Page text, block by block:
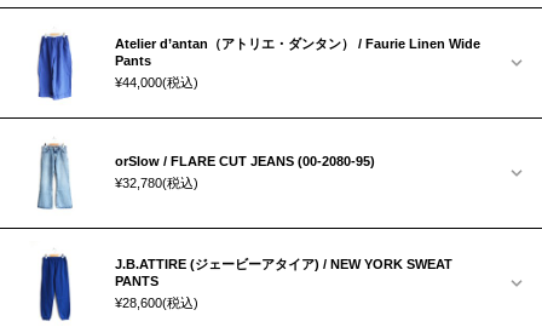
Atelier d’antan（アトリエ・ダンタン） / Faurie Linen Wide
Pants
¥44,000(税込)
orSlow / FLARE CUT JEANS (00-2080-95)
¥32,780(税込)
J.B.ATTIRE (ジェービーアタイア) / NEW YORK SWEAT
PANTS
¥28,600(税込)